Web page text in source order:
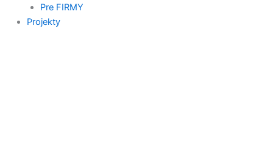
Pre FIRMY
Projekty